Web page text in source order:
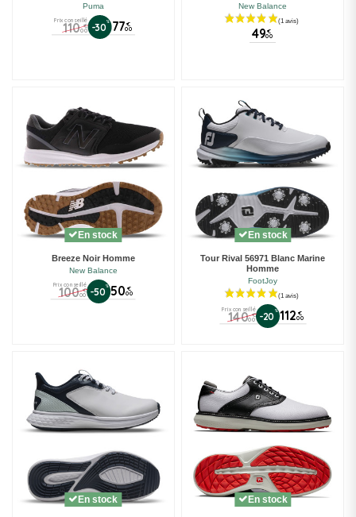
(7 avis)
Puma
Prix conseillé
110 €
00 -30% 77 €
00
New Balance
49 €
00
En stock
Breeze Noir Homme
New Balance
Prix conseillé
100 €
00 -50% 50 €
00
En stock
Tour Rival 56971 Blanc Marine
Homme
FootJoy
Prix conseillé
140 €
00 -20 % 112 €
00
En stock En stock